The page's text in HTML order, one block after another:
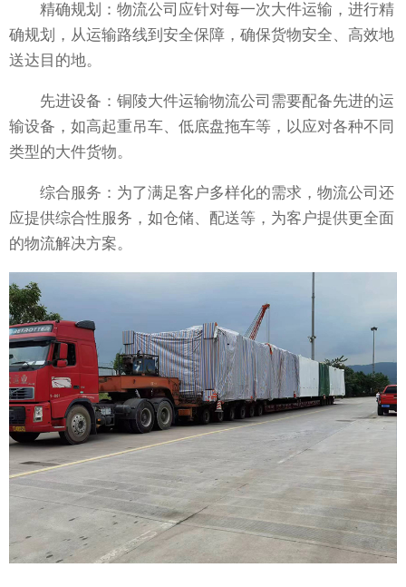
精确规划：物流公司应针对每一次大件运输，进行精
确规划，从运输路线到安全保障，确保货物安全、高效地
送达目的地。
先进设备：铜陵大件运输物流公司需要配备先进的运
输设备，如高起重吊车、低底盘拖车等，以应对各种不同
类型的大件货物。
综合服务：为了满足客户多样化的需求，物流公司还
应提供综合性服务，如仓储、配送等，为客户提供更全面
的物流解决方案。